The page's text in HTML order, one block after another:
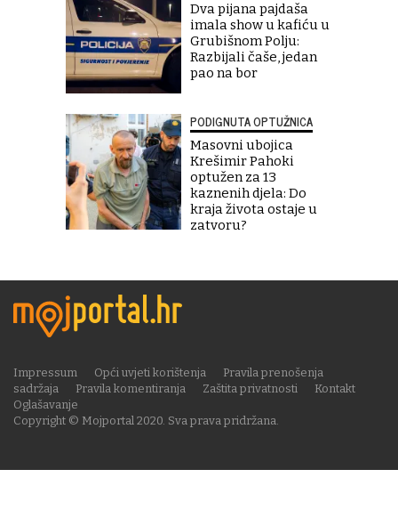
Dva pijana pajdaša
imala show u kafiću u
Grubišnom Polju:
Razbijali čaše, jedan
pao na bor
PODIGNUTA OPTUŽNICA
Masovni ubojica
Krešimir Pahoki
optužen za 13
kaznenih djela: Do
kraja života ostaje u
zatvoru?
Copyright © Mojportal 2020. Sva prava pridržana.
Impressum Opći uvjeti korištenja
Pravila prenošenja
sadržaja
Pravila komentiranja Zaštita privatnosti
Kontakt
Oglašavanje